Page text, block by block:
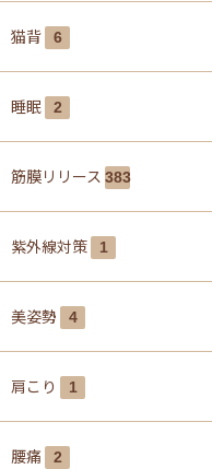
猫背 6
睡眠 2
筋膜リリース 383
紫外線対策 1
美姿勢 4
肩こり 1
腰痛 2